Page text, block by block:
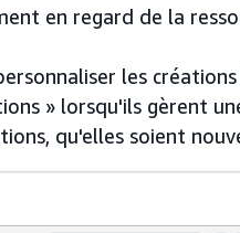
en regard de la
les
» lorsqu'ils gèrent
qu'elles soient